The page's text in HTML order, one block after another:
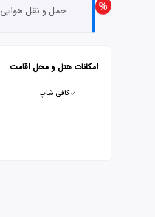
حمل و نقل هوایی
امکانات هتل و محل اقامت
کافی شاپ